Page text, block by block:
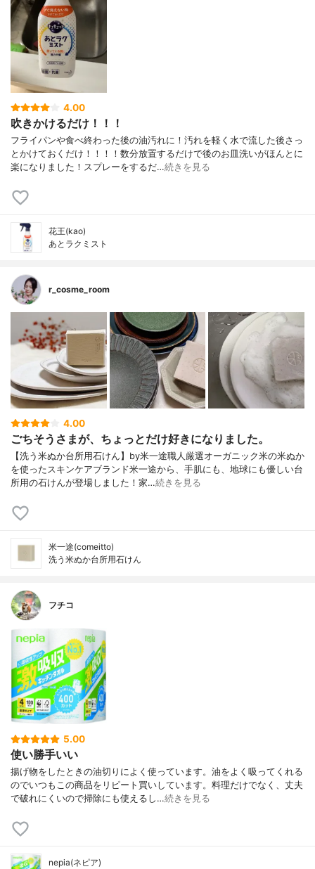
4.00
吹きかけるだけ！！！
フライパンや食べ終わった後の油汚れに！汚れを軽く水で流した後さっ
とかけておくだけ！！！！数分放置するだけで後のお皿洗いがほんとに
楽になりました！スプレーをするだ…続きを見る
花王(kao)
あとラクミスト
r_cosme_room
4.00
ごちそうさまが、ちょっとだけ好きになりました。
【洗う米ぬか台所用石けん】by米一途職人厳選オーガニック米の米ぬか
を使ったスキンケアブランド米一途から、手肌にも、地球にも優しい台
所用の石けんが登場しました！家…続きを見る
米一途(comeitto)
洗う米ぬか台所用石けん
フチコ
5.00
使い勝手いい
揚げ物をしたときの油切りによく使っています。油をよく吸ってくれる
のでいつもこの商品をリピート買いしています。料理だけでなく、丈夫
で破れにくいので掃除にも使えるし…続きを見る
nepia(ネピア)